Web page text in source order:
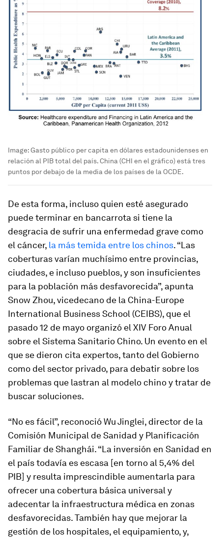
Image:Gasto público per capita en dólares estadounidenses en
relación al PIB total del país. China (CHI en el gráfico) está tres
puntos por debajo de la media de los países de la OCDE.
De esta forma, incluso quien esté asegurado
puede terminar en bancarrota si tiene la
desgracia de sufrir una enfermedad grave como
el cáncer, la más temida entre los chinos. “Las
coberturas varían muchísimo entre provincias,
ciudades, e incluso pueblos, y son insuficientes
para la población más desfavorecida”, apunta
Snow Zhou, vicedecano de la China-Europe
International Business School (CEIBS), que el
pasado 12 de mayo organizó el XIV Foro Anual
sobre el Sistema Sanitario Chino. Un evento en el
que se dieron cita expertos, tanto del Gobierno
como del sector privado, para debatir sobre los
problemas que lastran al modelo chino y tratar de
buscar soluciones.
“No es fácil”, reconoció Wu Jinglei, director de la
Comisión Municipal de Sanidad y Planificación
Familiar de Shanghái. “La inversión en Sanidad en
el país todavía es escasa [en torno al 5,4% del
PIB] y resulta imprescindible aumentarla para
ofrecer una cobertura básica universal y
adecentar la infraestructura médica en zonas
desfavorecidas. También hay que mejorar la
gestión de los hospitales, el equipamiento, y,